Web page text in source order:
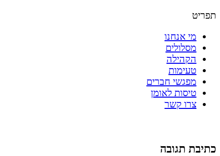
תפריט
מי אנחנו
מסלולים
הקהילה
טעימות
מפגשי חברים
טיסות לאומן
צרו קשר
כתיבת תגובה